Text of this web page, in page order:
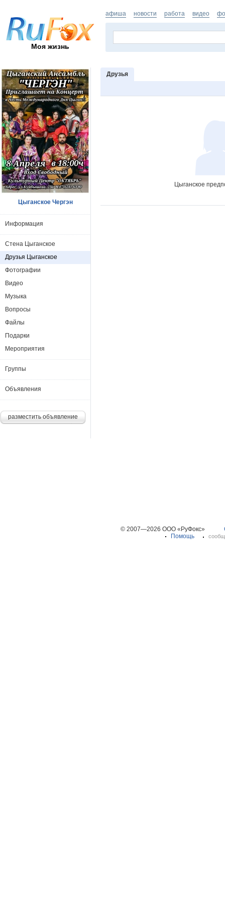
Моя жизнь
афиша новости работа видео
Друзья
Цыганское
Цыганское Чергэн
Информация
Стена Цыганское
Друзья Цыганское
Фотографии
Видео
Музыка
Вопросы
Файлы
Подарки
Мероприятия
Группы
Объявления
разместить объявление
© 2007—2026 ООО «РуФокс»
Помощь